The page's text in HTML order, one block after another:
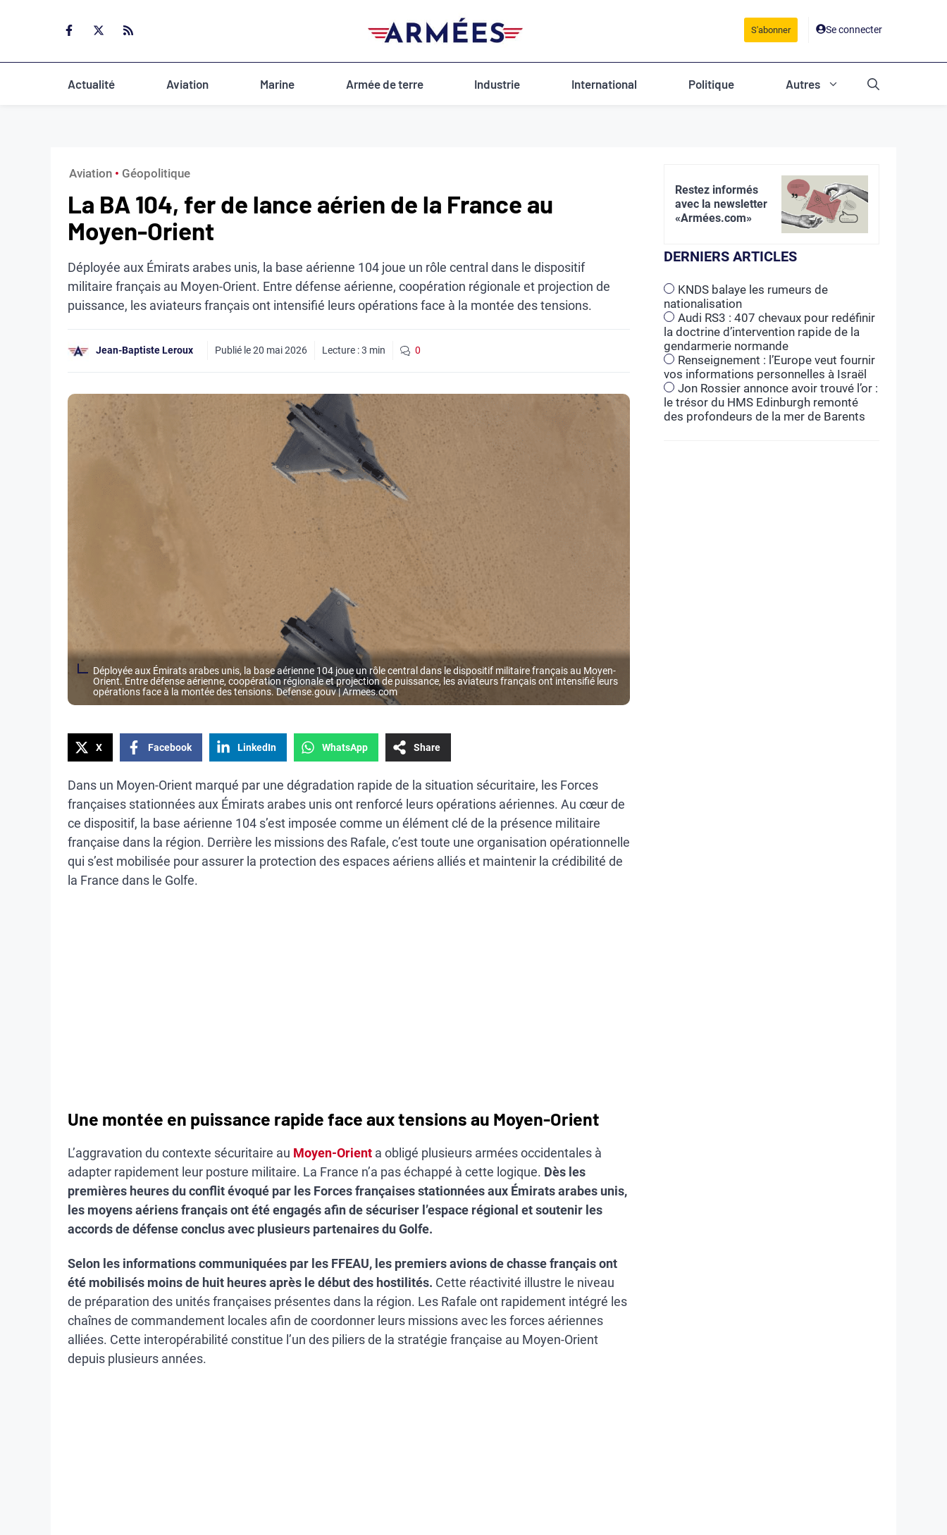
S'abonner Se connecter
Actualité Aviation Marine Armée de terre Industrie International Politique Autres
Aviation • Géopolitique
La BA 104, fer de lance aérien de la France au
Moyen-Orient
Déployée aux Émirats arabes unis, la base aérienne 104 joue un rôle central dans le dispositif
militaire français au Moyen-Orient. Entre défense aérienne, coopération régionale et projection de
puissance, les aviateurs français ont intensifié leurs opérations face à la montée des tensions.
Jean-Baptiste Leroux Publié le20 mai 2026 Lecture :3 min 0
Déployée aux Émirats arabes unis, la base aérienne 104 joue un rôle central dans le dispositif militaire français au Moyen-
Orient. Entre défense aérienne, coopération régionale et projection de puissance, les aviateurs français ont intensifié leurs
opérations face à la montée des tensions. Defense.gouv | Armees.com
X Facebook LinkedIn WhatsApp Share
Dans un Moyen-Orient marqué par une dégradation rapide de la situation sécuritaire, les Forces
françaises stationnées aux Émirats arabes unis ont renforcé leurs opérations aériennes. Au cœur de
ce dispositif, la base aérienne 104 s’est imposée comme un élément clé de la présence militaire
française dans la région. Derrière les missions des Rafale, c’est toute une organisation opérationnelle
qui s’est mobilisée pour assurer la protection des espaces aériens alliés et maintenir la crédibilité de
la France dans le Golfe.
Une montée en puissance rapide face aux tensions au Moyen-Orient
L’aggravation du contexte sécuritaire au Moyen-Orient a obligé plusieurs armées occidentales à
adapter rapidement leur posture militaire. La France n’a pas échappé à cette logique. Dès les
premières heures du conflit évoqué par les Forces françaises stationnées aux Émirats arabes unis,
les moyens aériens français ont été engagés afin de sécuriser l’espace régional et soutenir les
accords de défense conclus avec plusieurs partenaires du Golfe.
Selon les informations communiquées par les FFEAU, les premiers avions de chasse français ont
été mobilisés moins de huit heures après le début des hostilités. Cette réactivité illustre le niveau
de préparation des unités françaises présentes dans la région. Les Rafale ont rapidement intégré les
chaînes de commandement locales afin de coordonner leurs missions avec les forces aériennes
alliées. Cette interopérabilité constitue l’un des piliers de la stratégie française au Moyen-Orient
depuis plusieurs années.
Restez informés
avec la newsletter
«Armées.com»
DERNIERS ARTICLES
KNDS balaye les rumeurs de
nationalisation
Audi RS3 : 407 chevaux pour redéfinir
la doctrine d’intervention rapide de la
gendarmerie normande
Renseignement : l’Europe veut fournir
vos informations personnelles à Israël
Jon Rossier annonce avoir trouvé l’or :
le trésor du HMS Edinburgh remonté
des profondeurs de la mer de Barents